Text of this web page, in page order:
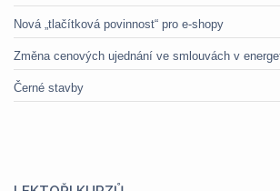
Nová „tlačítková povinnost“ pro e-shopy
Změna cenových ujednání ve smlouvách v
Černé stavby